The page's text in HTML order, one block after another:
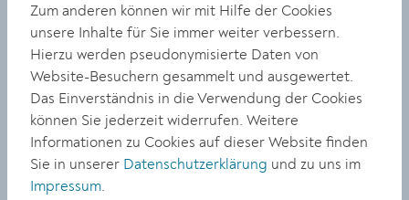
Am GEHspräch nahm auch Umwelt- und
Mobilitätsstadträtin Alexandra Ambrosch teil: „Der
direkte Austausch mit Bürgerinnen und Bürgern vor
Ort ist für mich als politische Vertreterin der Stadt
Krems sehr wichtig und wertvoll. So kann ich Wünsche
und Sorgen der Bevölkerung im Gespräch aufnehmen,
weitergeben und an Lösungen und Verbesserungen
Zum anderen können wir mit Hilfe der Cookies
unsere Inhalte für Sie immer weiter verbessern.
Hierzu werden pseudonymisierte Daten von
Website-Besuchern gesammelt und ausgewertet.
Das Einverständnis in die Verwendung der Cookies
können Sie jederzeit widerrufen. Weitere
Informationen zu Cookies auf dieser Website finden
Sie in unserer Datenschutzerklärung und zu uns im
Impressum.